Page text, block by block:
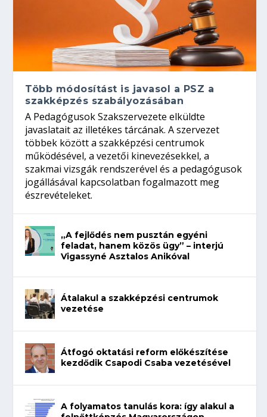
Több módosítást is javasol a PSZ a
szakképzés szabályozásában
A Pedagógusok Szakszervezete elküldte
javaslatait az illetékes tárcának. A szervezet
többek között a szakképzési centrumok
működésével, a vezetői kinevezésekkel, a
szakmai vizsgák rendszerével és a pedagógusok
jogállásával kapcsolatban fogalmazott meg
észrevételeket.
„A fejlődés nem pusztán egyéni
feladat, hanem közös ügy” – interjú
Vigassyné Asztalos Anikóval
Átalakul a szakképzési centrumok
vezetése
Átfogó oktatási reform előkészítése
kezdődik Csapodi Csaba vezetésével
A folyamatos tanulás kora: így alakul a